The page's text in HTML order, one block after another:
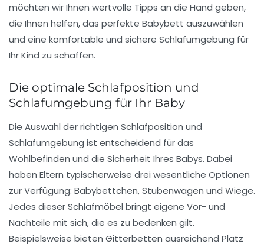
möchten wir Ihnen wertvolle Tipps an die Hand geben,
die Ihnen helfen, das perfekte Babybett auszuwählen
und eine komfortable und sichere Schlafumgebung für
Ihr Kind zu schaffen.
Die optimale Schlafposition und
Schlafumgebung für Ihr Baby
Die Auswahl der richtigen Schlafposition und
Schlafumgebung ist entscheidend für das
Wohlbefinden und die Sicherheit Ihres Babys. Dabei
haben Eltern typischerweise drei wesentliche Optionen
zur Verfügung: Babybettchen,Stubenwagen und Wiege.
Jedes dieser Schlafmöbel bringt eigene Vor- und
Nachteile mit sich, die es zu bedenken gilt.
Beispielsweise bieten Gitterbetten ausreichend Platz